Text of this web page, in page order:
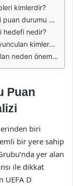
kimlerdir?
durumu nedir?
hedefi nedir?
kimlerdir?
önemlidir?
Puan
biri
bir yere sahip
yer alan
ile dikkat
UEFA D